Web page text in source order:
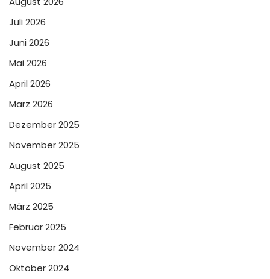
Juli 2026
Juni 2026
Mai 2026
April 2026
März 2026
Dezember 2025
November 2025
August 2025
April 2025
März 2025
Februar 2025
November 2024
Oktober 2024